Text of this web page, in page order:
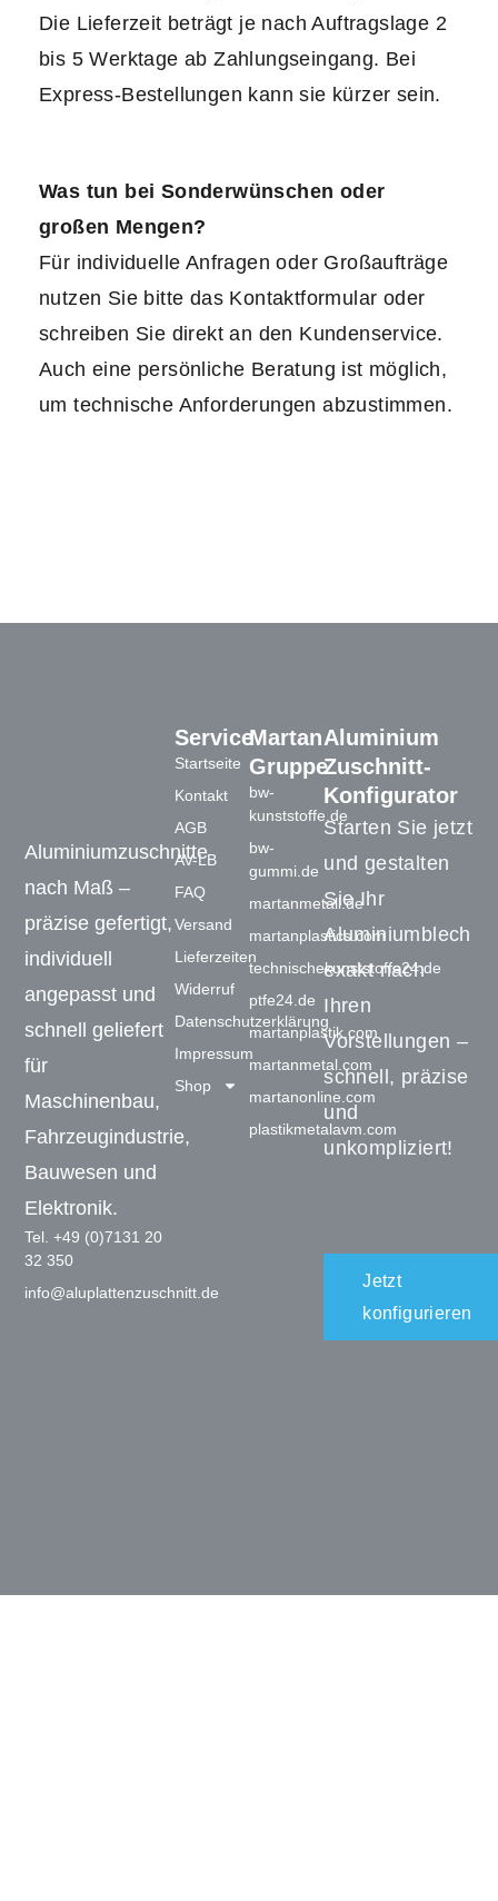
Die Lieferzeit beträgt je nach Auftragslage 2
bis 5 Werktage ab Zahlungseingang. Bei
Express-Bestellungen kann sie kürzer sein.
Was tun bei Sonderwünschen oder
großen Mengen?
Für individuelle Anfragen oder Großaufträge
nutzen Sie bitte das Kontaktformular oder
schreiben Sie direkt an den Kundenservice.
Auch eine persönliche Beratung ist möglich,
um technische Anforderungen abzustimmen.
Aluminiumzuschnitte
nach Maß –
präzise gefertigt,
individuell
angepasst und
schnell geliefert
für
Maschinenbau,
Fahrzeugindustrie,
Bauwesen und
Elektronik.
Tel. +49 (0)7131 20
32 350
info@aluplattenzuschnitt.de
Martan
Gruppe
bw-
kunststoffe.de
bw-
gummi.de
martanmetall.de
martanplastics.com
technischekunststoffe24.de
ptfe24.de
martanplastik.com
martanmetal.com
martanonline.com
plastikmetalavm.com
Service
Startseite
Kontakt
AGB
AV-LB
FAQ
Versand
Lieferzeiten
Widerruf
Datenschutzerklärung
Impressum
Shop
Aluminium
Zuschnitt-
Konfigurator
Starten Sie jetzt
und gestalten
Sie Ihr
Aluminiumblech
exakt nach
Ihren
Vorstellungen –
schnell, präzise
und
unkompliziert!
Jetzt
konfigurieren